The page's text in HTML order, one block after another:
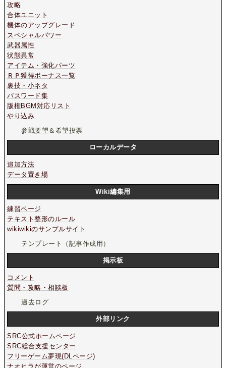
攻略
合体ユニット
機体のアップグレード
スペシャルパワー
武器属性
状態異常
アイテム・強化パーツ
ＲＰ獲得ボーナス一覧
裏技・小ネタ
パスワード集
版権BGM対応リスト
やり込み
参戦要望＆希望投票
ローカルデータ
追加方法
データ置き場
Wiki編集用
練習ページ
テキスト整形のルール
wikiwikiのサンプルサイト
テンプレート（記事作成用）
掲示板
コメント
質問・攻略・相談板
過去ログ
外部リンク
SRC公式ホームページ
SRC総合支援センター
フリーゲーム夢現(DLページ)
ナオヒラが運営のページ